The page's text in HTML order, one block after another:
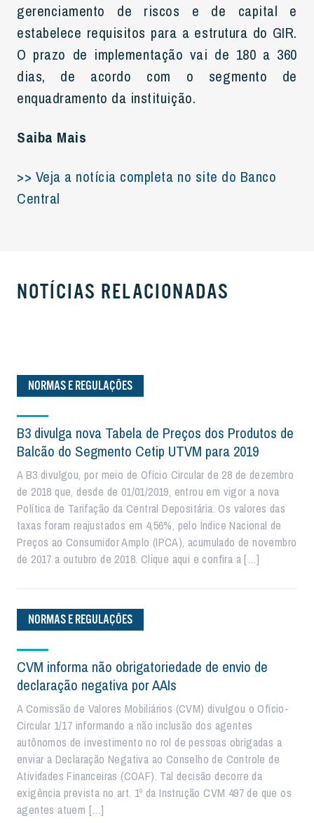
gerenciamento de riscos e de capital e
estabelece requisitos para a estrutura do GIR.
O prazo de implementação vai de 180 a 360
dias, de acordo com o segmento de
enquadramento da instituição.
Saiba Mais
>> Veja a notícia completa no site do Banco
Central
NOTÍCIAS RELACIONADAS
NORMAS E REGULAÇÕES
B3 divulga nova Tabela de Preços dos Produtos de
Balcão do Segmento Cetip UTVM para 2019
A B3 divulgou, por meio de Ofício Circular de 28 de dezembro
de 2018 que, desde de 01/01/2019, entrou em vigor a nova
Política de Tarifação da Central Depositária. Os valores das
taxas foram reajustados em 4,56%, pelo Índice Nacional de
Preços ao Consumidor Amplo (IPCA), acumulado de novembro
de 2017 a outubro de 2018. Clique aqui e confira a […]
NORMAS E REGULAÇÕES
CVM informa não obrigatoriedade de envio de
declaração negativa por AAIs
A Comissão de Valores Mobiliários (CVM) divulgou o Ofício-
Circular 1/17 informando a não inclusão dos agentes
autônomos de investimento no rol de pessoas obrigadas a
enviar a Declaração Negativa ao Conselho de Controle de
Atividades Financeiras (COAF). Tal decisão decorre da
exigência prevista no art. 1º da Instrução CVM 497 de que os
agentes atuem […]